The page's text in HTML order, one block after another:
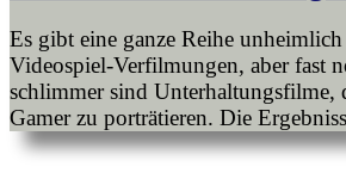
Es gibt eine ganze Reihe
Videospiel-Verfilmungen, aber fast
schlimmer sind Unterhaltungsfilme,
Gamer zu porträtieren. Die